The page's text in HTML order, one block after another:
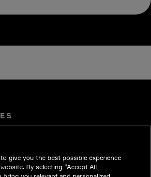
give you the best possible experience
By selecting “Accept All